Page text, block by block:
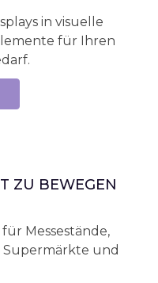
in visuelle
für Ihren
ZU BEWEGEN
Messestände,
Supermärkte und